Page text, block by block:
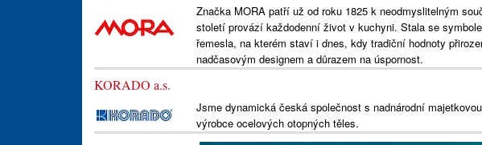
Značka MORA patří už od roku 1825 k neodmyslitelným
století provází každodenní život v kuchyni. Stala se
řemesla, na kterém staví i dnes, kdy tradiční hodnoty
nadčasovým designem a důrazem na úspornost.
KORADO a.s.
Jsme dynamická česká společnost s nadnárodní
výrobce ocelových otopných těles.